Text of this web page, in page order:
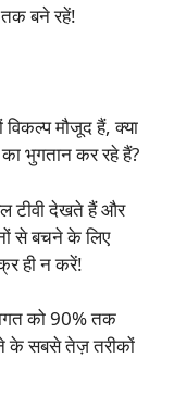
बने रहें!
विकल्प मौजूद हैं, क्या
भुगतान कर रहे हैं?
टीवी देखते हैं और
से बचने के लिए
ही न करें!
को 90% तक
के सबसे तेज़ तरीकों